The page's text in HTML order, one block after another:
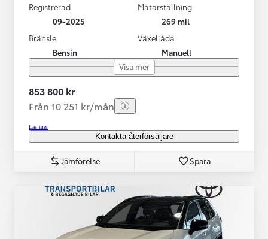
Registrerad
09-2025
Mätarställning
269 mil
Bränsle
Bensin
Växellåda
Manuell
Visa mer
853 800 kr
Från 10 251 kr/mån
Läs mer
Kontakta återförsäljare
Jämförelse Spara